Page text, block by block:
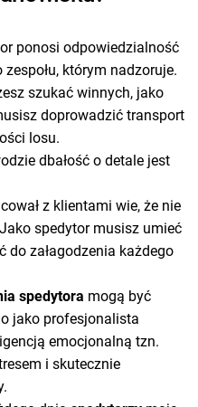
ponosi odpowiedzialność
którym nadzoruje.
szukać winnych, jako
doprowadzić transport
losu.
dbałość o detale jest
z klientami wie, że nie
spedytor musisz umieć
do załagodzenia każdego
spedytora mogą być
jako profesjonalista
emocjonalną tzn.
i skutecznie